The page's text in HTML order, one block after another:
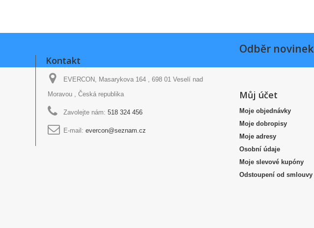
Kontakt
EVERCON, Masarykova 164 , 698 01 Veselí nad
Moravou , Česká republika
Zavolejte nám: 518 324 456
E-mail: evercon@seznam.cz
Odběr novinek
Můj účet
Moje objednávky
Moje dobropisy
Moje adresy
Osobní údaje
Moje slevové kupóny
Odstoupení od smlouvy